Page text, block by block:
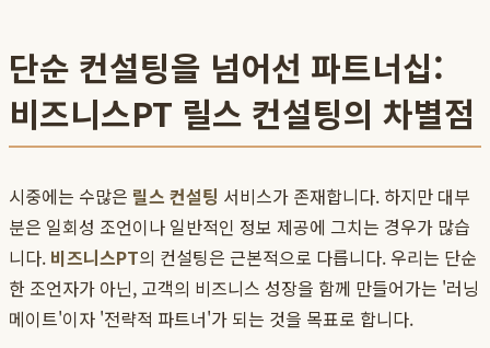
단순 컨설팅을 넘어선 파트너십:
비즈니스PT 릴스 컨설팅의 차별점
시중에는 수많은 릴스 컨설팅 서비스가 존재합니다. 하지만 대부
분은 일회성 조언이나 일반적인 정보 제공에 그치는 경우가 많습
니다. 비즈니스PT의 컨설팅은 근본적으로 다릅니다. 우리는 단순
한 조언자가 아닌, 고객의 비즈니스 성장을 함께 만들어가는 '러닝
메이트'이자 '전략적 파트너'가 되는 것을 목표로 합니다.